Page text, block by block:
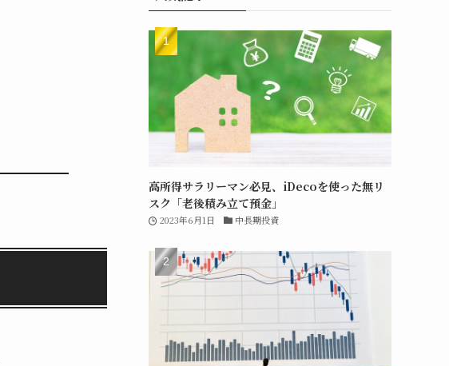
高所得サラリーマン必見、iDecoを使った無リ
スク「老後積み立て預金」
2023年6月1日 中長期投資